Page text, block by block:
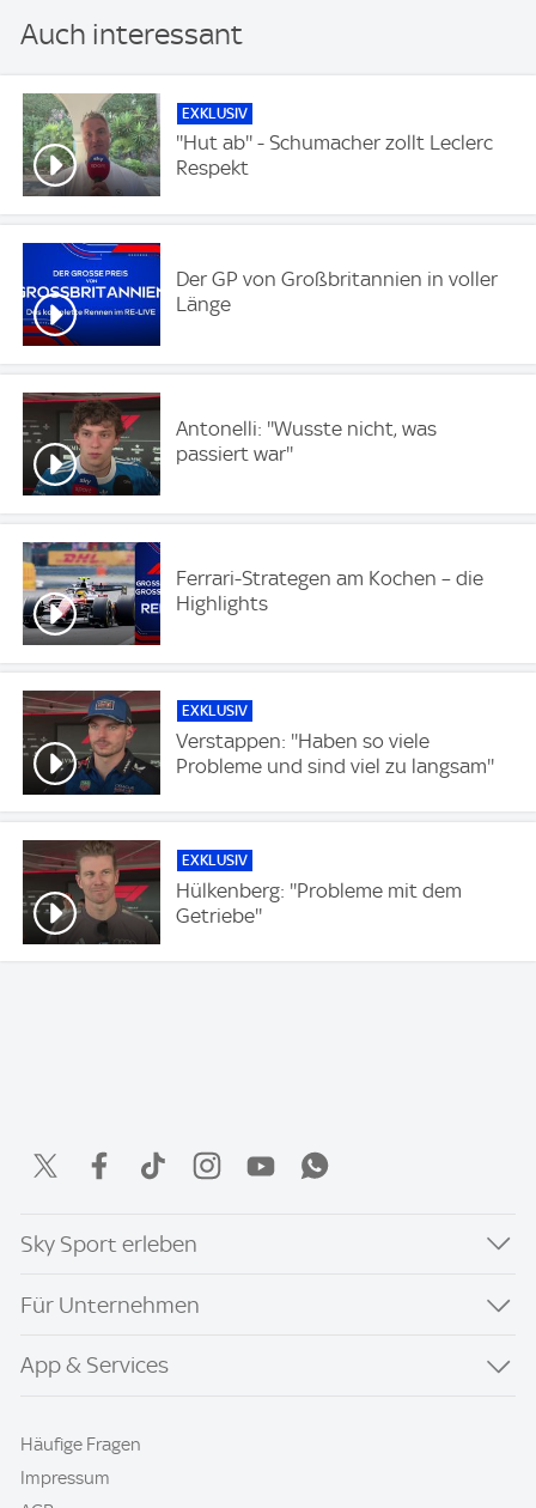
Auch interessant
EXKLUSIV
''Hut ab'' - Schumacher zollt Leclerc
Respekt
Der GP von Großbritannien in voller
Länge
Antonelli: ''Wusste nicht, was
passiert war''
Ferrari-Strategen am Kochen – die
Highlights
EXKLUSIV
Verstappen: ''Haben so viele
Probleme und sind viel zu langsam''
EXKLUSIV
Hülkenberg: ''Probleme mit dem
Getriebe''
Sky Sport erleben
Für Unternehmen
App & Services
Häufige Fragen
Impressum